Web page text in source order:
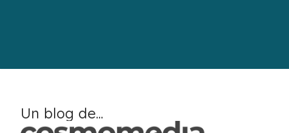
Un blog de...